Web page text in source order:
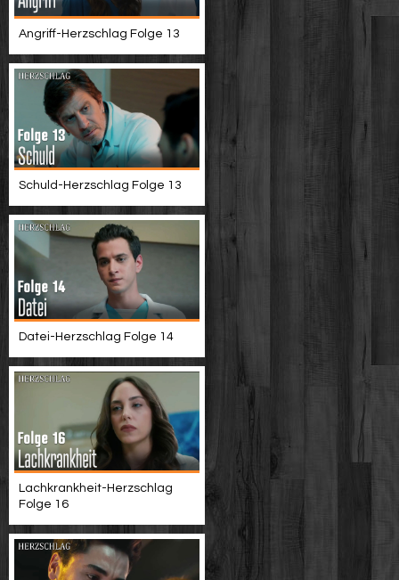
Angriff-Herzschlag Folge 13
Schuld-Herzschlag Folge 13
Datei-Herzschlag Folge 14
Lachkrankheit-Herzschlag
Folge 16